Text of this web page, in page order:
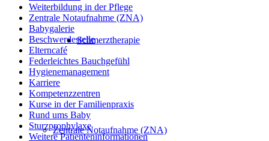
Schmerztherapie
Zentrale Notaufnahme (ZNA)
Weiterbildung in der Pflege
Zentrale Notaufnahme (ZNA)
Babygalerie
Beschwerdestelle
Elterncafé
Federleichtes Bauchgefühl
Hygienemanagement
Karriere
Kompetenzzentren
Kurse in der Familienpraxis
Rund ums Baby
Sturzprophylaxe
Weitere Patienteninformationen